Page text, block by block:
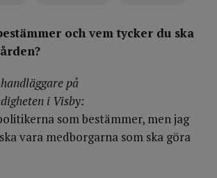
och vem tycker du ska
på
i Visby:
som bestämmer, men jag
vara medborgarna som ska göra